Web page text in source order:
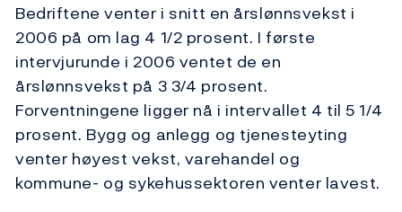
Bedriftene venter i snitt en årslønnsvekst i
2006 på om lag 4 1/2 prosent. I første
intervjurunde i 2006 ventet de en
årslønnsvekst på 3 3/4 prosent.
Forventningene ligger nå i intervallet 4 til 5 1/4
prosent. Bygg og anlegg og tjenesteyting
venter høyest vekst, varehandel og
kommune- og sykehussektoren venter lavest.